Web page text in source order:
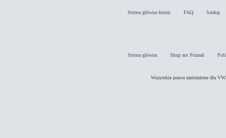
Strona główna forum FAQ Szukaj
Strona główna Skup aut Poznań
Wszystkie prawa zastrzeżone dla